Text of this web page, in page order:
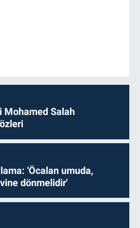
Mohamed Salah
'Öcalan umuda,
dönmelidir'